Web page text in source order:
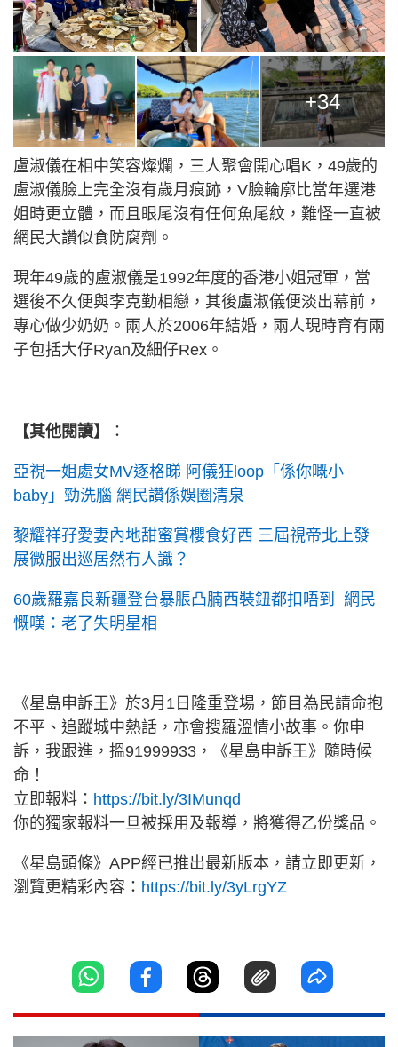
+34
盧淑儀在相中笑容燦爛，三人聚會開心唱K，49歲的
盧淑儀臉上完全沒有歲月痕跡，V臉輪廓比當年選港
姐時更立體，而且眼尾沒有任何魚尾紋，難怪一直被
網民大讚似食防腐劑。
現年49歲的盧淑儀是1992年度的香港小姐冠軍，當
選後不久便與李克勤相戀，其後盧淑儀便淡出幕前，
專心做少奶奶。兩人於2006年結婚，兩人現時育有兩
子包括大仔Ryan及細仔Rex。
【其他閱讀】 ：
亞視一姐處女MV逐格睇 阿儀狂loop「係你嘅小
baby」勁洗腦 網民讚係娛圈清泉
黎耀祥孖愛妻內地甜蜜賞櫻食好西 三屆視帝北上發
展微服出巡居然冇人識？
60歲羅嘉良新疆登台暴脹凸腩西裝鈕都扣唔到 網民
慨嘆：老了失明星相
《星島申訴王》於3月1日隆重登場，節目為民請命抱
不平、追蹤城中熱話，亦會搜羅溫情小故事。你申
訴，我跟進，搵91999933，《星島申訴王》隨時候
命！
立即報料： https://bit.ly/3IMunqd
你的獨家報料一旦被採用及報導，將獲得乙份獎品。
《星島頭條》APP經已推出最新版本，請立即更新，
瀏覽更精彩內容： https://bit.ly/3yLrgYZ